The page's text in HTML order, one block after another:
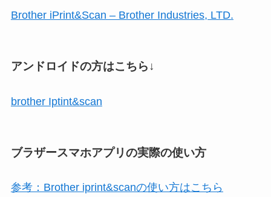
Brother iPrint&Scan – Brother Industries, LTD.
アンドロイドの方はこちら↓
brother Iptint&scan
ブラザースマホアプリの実際の使い方
参考：Brother iprint&scanの使い方はこちら